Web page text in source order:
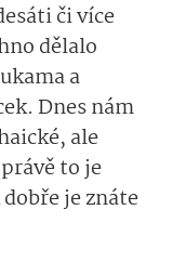
či více
dělalo
a
Dnes nám
ale
to je
je znáte